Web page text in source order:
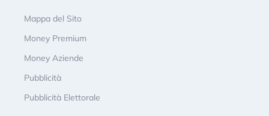
Mappa del Sito
Money Premium
Money Aziende
Pubblicità
Pubblicità Elettorale